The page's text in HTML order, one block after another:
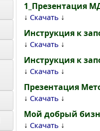
1_Презентация
↓ Скачать ↓
Инструкция к
↓ Скачать ↓
Инструкция к
↓ Скачать ↓
Презентация
↓ Скачать ↓
Мой добрый
↓ Скачать ↓